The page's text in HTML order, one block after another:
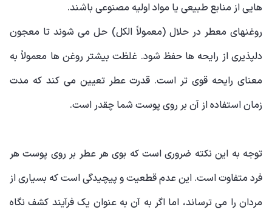
هایی از منابع طبیعی یا مواد اولیه مصنوعی باشند.
روغنهای معطر در حلال (معمولاً الکل) حل می شوند تا معجون
دلپذیری از رایحه ها حفظ شود. غلظت بیشتر روغن ها معمولاً به
معنای رایحه قوی تر است. قدرت عطر تعیین می کند که مدت
زمان استفاده از آن بر روی پوست شما چقدر است.
توجه به این نکته ضروری است که بوی هر عطر بر روی پوست هر
فرد متفاوت است. این عدم قطعیت و پیچیدگی است که بسیاری از
مردان را می ترساند، اما اگر به آن به عنوان یک فرآیند کشف نگاه